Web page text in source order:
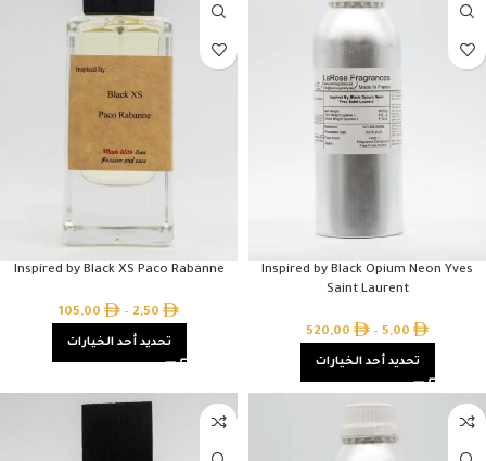
Inspired by Black Opium Neon Yves
Saint Laurent
5,00
–
520,00
تحديد أحد الخيارات
Inspired by Black XS Paco Rabanne
2,50
–
105,00
تحديد أحد الخيارات